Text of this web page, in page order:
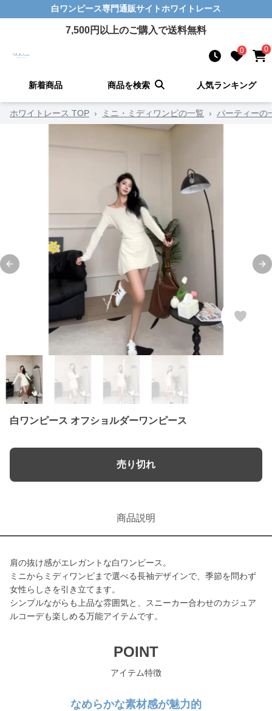
白ワンピース専門通販サイトホワイトレース
7,500円以上のご購入で送料無料
0 0
新着商品 商品を検索 人気ランキング
ホワイトレース TOP › ミニ・ミディワンピの一覧 › パーティーの
Previous slide
白ワンピース オフショルダーワンピース
売り切れ
商品説明
肩の抜け感がエレガントな白ワンピース。
ミニからミディワンピまで選べる長袖デザインで、季節を問わず
女性らしさを引き立てます。
シンプルながらも上品な雰囲気と、スニーカー合わせのカジュア
ルコーデも楽しめる万能アイテムです。
POINT
アイテム特徴
なめらかな素材感が魅力的